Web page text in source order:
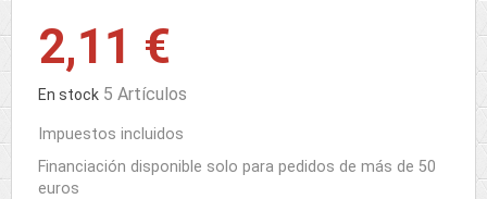
2,11 €
En stock 5 Artículos
Impuestos incluidos
Financiación disponible solo para pedidos de más de 50
euros